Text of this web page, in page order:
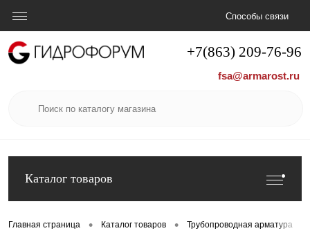
+7(863) 209-76-96
fsa@armarost.ru
Способы связи
Каталог товаров
Главная страница • Каталог товаров • Трубопроводная арматура